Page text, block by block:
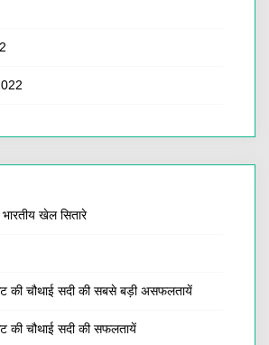
खेल सितारे
की चौथाई सदी की सबसे बड़ी असफलतायें
की चौथाई सदी की सफलतायें